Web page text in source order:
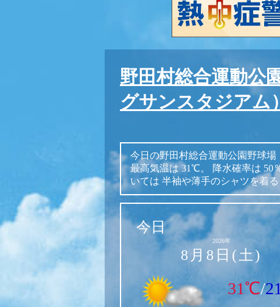
野田村総合運動公
グサンスタジアム
今日の野田村総合運動公園野球
最高気温は 31℃。 降水確率は 50
いては 半袖や薄手のシャツを着
今日
2026年
8月8日(土)
31℃/